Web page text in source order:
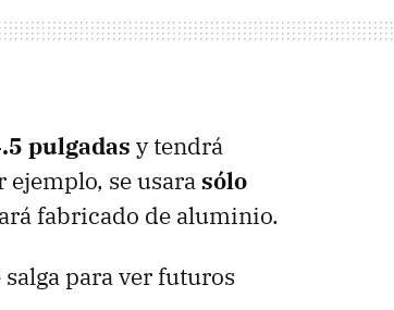
pulgadas y tendrá
se usarasólo
fabricado de aluminio.
para ver futuros